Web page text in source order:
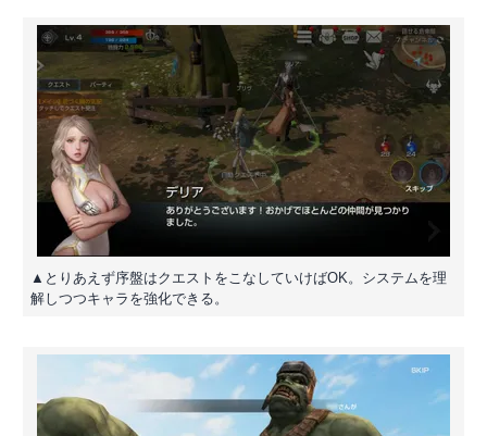
▲とりあえず序盤はクエストをこなしていけばOK。システムを理
解しつつキャラを強化できる。